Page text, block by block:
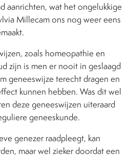
aanrichten, wat het ongelukkige
Millecam ons nog weer eens
zoals homeopathie en
zijn is men er nooit in geslaagd
geneeswijze terecht dragen en
kunnen hebben. Was dit wel
deze geneeswijzen uiteraard
geneeskunde.
genezer raadpleegt, kan
maar wel zieker doordat een